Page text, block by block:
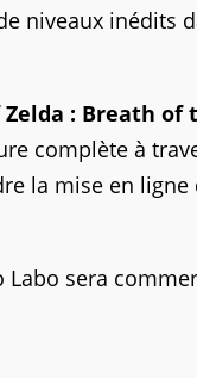
niveaux inédits
Zelda : Breath of
complète à
la mise en
sera